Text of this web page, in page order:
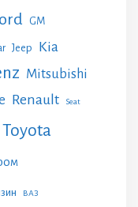
GM
Jeep Kia
Mitsubishi
Renault Seat
Toyota
ВАЗ